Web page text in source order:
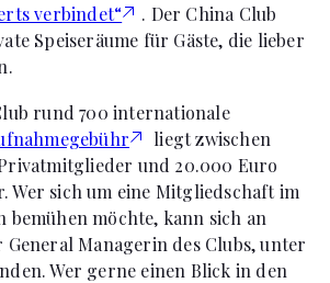
verbindet“
. Der China Club
Speiseräume für Gäste, die lieber
rund 700 internationale
liegt zwischen
und 20.000 Euro
Wer sich um eine Mitgliedschaft im
bemühen möchte, kann sich an
General Managerin des Clubs, unter
Wer gerne einen Blick in den